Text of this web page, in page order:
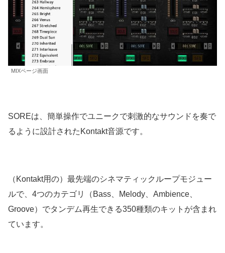
MIXページ画面
SOREは、簡単操作でユニークで刺激的なサウンドを奏で
るように設計されたKontakt音源です。
（Kontakt用の）最先端のシネマティックループモジュー
ルで、4つのカテゴリ（Bass、Melody、Ambience、
Groove）でタンデム再生できる350種類のキットが含まれ
ています。